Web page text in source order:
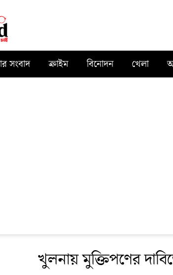
সংবাদ ক্রাইম বিনোদন খেলা
খুলনায় মুক্তিপণের